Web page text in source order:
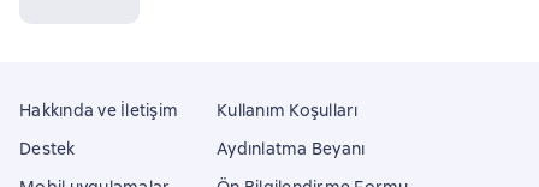
Hakkında ve İletişim
Destek
Kullanım Koşulları
Aydınlatma Beyanı